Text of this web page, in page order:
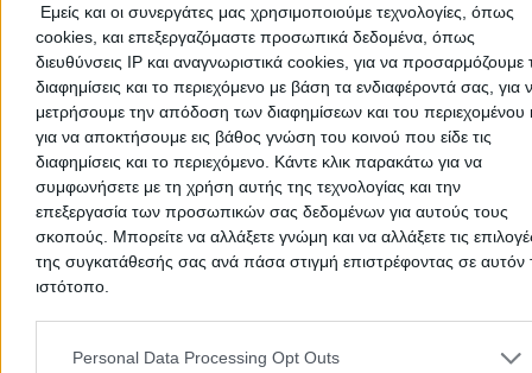
Εμείς και οι συνεργάτες μας χρησιμοποιούμε τεχνολογίες, όπως
cookies, και επεξεργαζόμαστε προσωπικά δεδομένα, όπως
διευθύνσεις IP και αναγνωριστικά cookies, για να προσαρμόζουμε
διαφημίσεις και το περιεχόμενο με βάση τα ενδιαφέροντά σας, για
μετρήσουμε την απόδοση των διαφημίσεων και του περιεχομένου
για να αποκτήσουμε εις βάθος γνώση του κοινού που είδε τις
διαφημίσεις και το περιεχόμενο. Κάντε κλικ παρακάτω για να
συμφωνήσετε με τη χρήση αυτής της τεχνολογίας και την
επεξεργασία των προσωπικών σας δεδομένων για αυτούς τους
σκοπούς. Μπορείτε να αλλάξετε γνώμη και να αλλάξετε τις
της συγκατάθεσής σας ανά πάσα στιγμή επιστρέφοντας σε αυτόν
ιστότοπο.
Please note that this website/app uses one or more Google
and may gather and store information including but not limited to
Personal Data Processing Opt Outs
January
February
March
April
May
June
July
August
September
October